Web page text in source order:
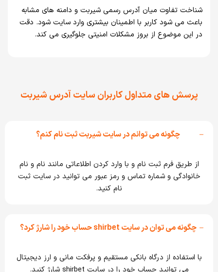
شناخت تفاوت ميان آدرس رسمی شيربت و دامنه های مشابه
باعث می شود كاربر با اطمينان بيشتری وارد سايت شود. دقت
در اين موضوع از بروز مشكلات امنيتی جلوگيری می كند.
پرسش های متداول کاربران سایت آدرس شیربت
چگونه می توانم در سایت شیربت ثبت نام کنم؟
از طریق فرم ثبت نام و با وارد کردن اطلاعاتی مانند نام و نام
خانوادگی و شماره تماس و رمز عبور می توانید در سایت ثبت
نام کنید.
چگونه می توان در سایت shirbet حساب خود را شارژ کرد؟
با استفاده از درگاه بانکی مستقیم و پرفکت مانی و ارز دیجیتال